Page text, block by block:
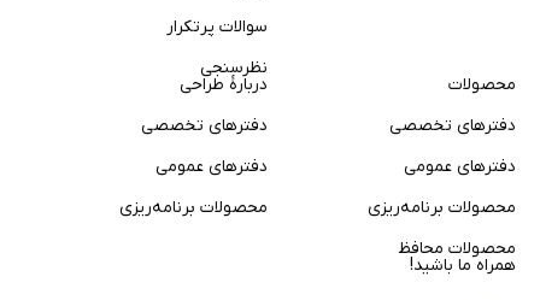
سوالات پر‌تکرار
نظرسنجی
محصولات
دفترهای تخصصی
دفترهای عمومی
محصولات برنامه‌ریزی
محصولات محافظ
دربارهٔ طراحی
دفترهای تخصصی
دفترهای عمومی
محصولات برنامه‌ریزی
همراه ما باشید!